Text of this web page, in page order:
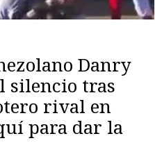
Danry
silencio tras
rival en
para dar la